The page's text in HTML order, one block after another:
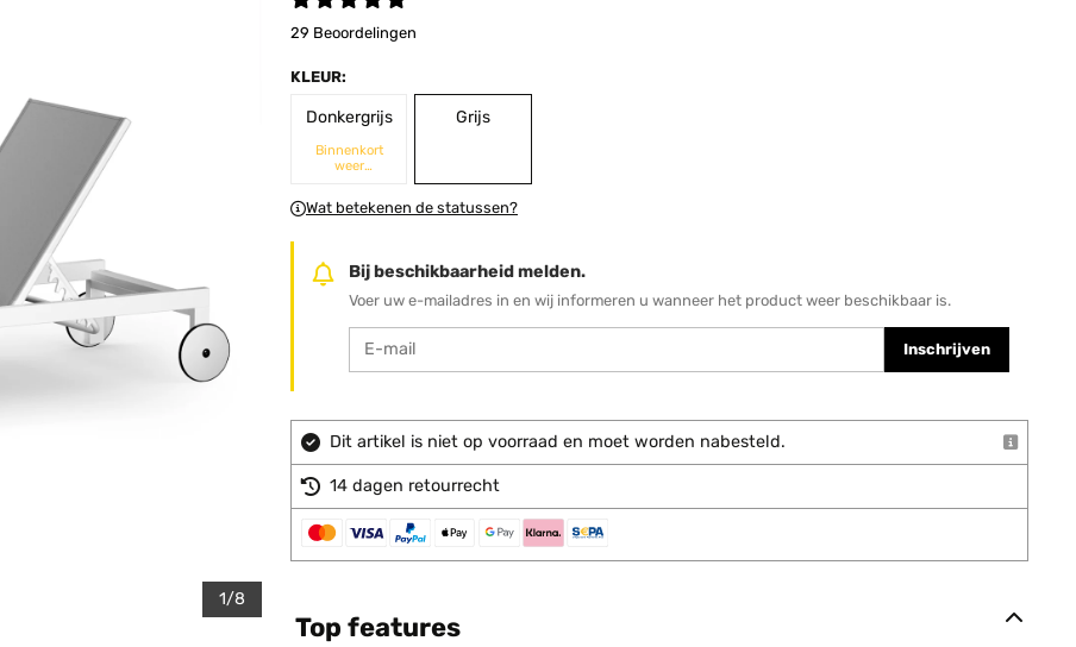
1/8
29 Beoordelingen
KLEUR:
Donkergrijs
Binnenkort
weer
Grijs
Wat betekenen de statussen?
Bij beschikbaarheid melden.
Voer uw e-mailadres in en wij informeren u wanneer het product weer beschikbaar is.
Inschrijven
Dit artikel is niet op voorraad en moet worden nabesteld.
14 dagen retourrecht
Top features